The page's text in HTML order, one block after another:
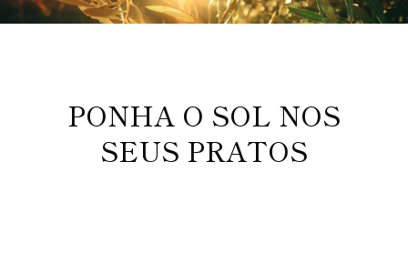
PONHA O SOL NOS
SEUS PRATOS